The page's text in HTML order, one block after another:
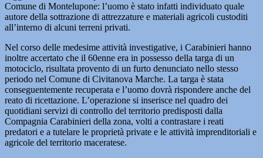
Comune di Montelupone: l’uomo è stato infatti individuato quale
autore della sottrazione di attrezzature e materiali agricoli custoditi
all’interno di alcuni terreni privati.
Nel corso delle medesime attività investigative, i Carabinieri hanno
inoltre accertato che il 60enne era in possesso della targa di un
motociclo, risultata provento di un furto denunciato nello stesso
periodo nel Comune di Civitanova Marche. La targa è stata
conseguentemente recuperata e l’uomo dovrà rispondere anche del
reato di ricettazione. L’operazione si inserisce nel quadro dei
quotidiani servizi di controllo del territorio predisposti dalla
Compagnia Carabinieri della zona, volti a contrastare i reati
predatori e a tutelare le proprietà private e le attività imprenditoriali e
agricole del territorio maceratese.